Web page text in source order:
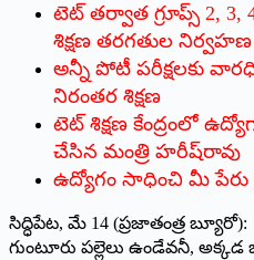
టెట్‌ ‌తర్వాత గ్రూప్స్ 2, 3,
శిక్షణ తరగతుల నిర్వహణ
అన్నీ పోటీ పరీక్షలకు
నిరంతర శిక్షణ
టెట్‌ ‌శిక్షణ కేంద్రంలో
చేసిన మంత్రి హరీష్‌రావు
ఉద్యోగం సాధించి మీ
సిద్ధిపేట, మే 14 (ప్రజాతంత్ర
గుంటూరు పల్లెలు ఉండేవనీ,